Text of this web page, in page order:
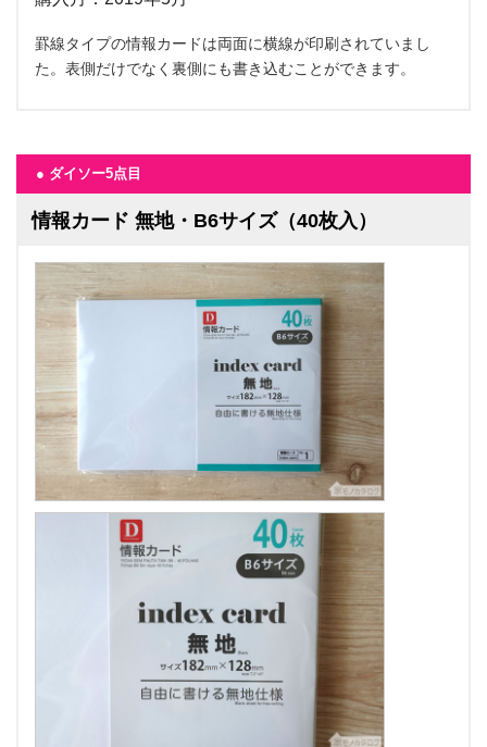
罫線タイプの情報カードは両面に横線が印刷されていまし
た。表側だけでなく裏側にも書き込むことができます。
● ダイソー5点目
情報カード 無地・B6サイズ（40枚入）